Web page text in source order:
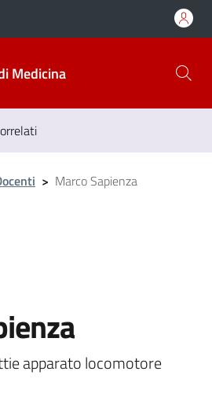
Medicina
> Marco Sapienza
apparato locomotore